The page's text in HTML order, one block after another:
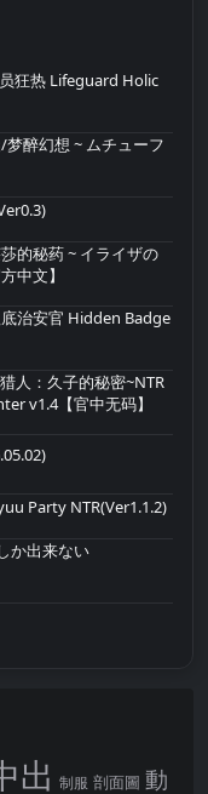
狂热 Lifeguard Holic
醉幻想 ~ ムチューフ
的秘药 ~ イライザの
中文】
治安官 Hidden Badge
人：久子的秘密~NTR
v1.4【官中无码】
ィーNTR Bakunyuu Party NTR(Ver1.1.2)
か出来ない
出 制服 剖面圖 動